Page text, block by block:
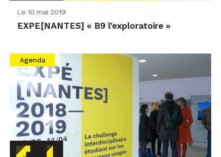
Le 10 mai 2019
EXPE[NANTES] « B9 l’exploratoire »
Agenda